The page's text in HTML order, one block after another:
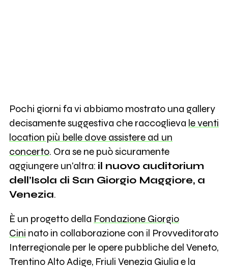
Pochi giorni fa vi abbiamo mostrato una gallery
decisamente suggestiva che raccoglieva le venti
location più belle dove assistere ad un
concerto. Ora se ne può sicuramente
aggiungere un'altra: il nuovo auditorium
dell’Isola di San Giorgio Maggiore, a
Venezia.
È un progetto della Fondazione Giorgio
Cini nato in collaborazione con il Provveditorato
Interregionale per le opere pubbliche del Veneto,
Trentino Alto Adige, Friuli Venezia Giulia e la